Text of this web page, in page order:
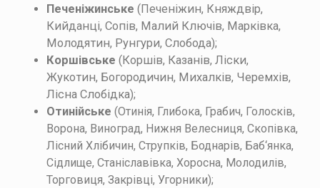
Печеніжинське ( Печеніжин, Княждвір,
Кийданці, Сопів, Малий Ключів, Марківка,
Молодятин, Рунгури, Слобода);
Коршівське ( Коршів, Казанів, Ліски,
Жукотин, Богородичин, Михалків, Черемхів,
Лісна Слобідка);
Отинійське (Отинія, Глибока, Грабич, Голосків,
Ворона, Виноград, Нижня Велесниця, Скопівка,
Лісний Хлібичин, Струпків, Боднарів, Баб‘янка,
Сідлище, Станіславівка, Хоросна, Молодилів,
Торговиця, Закрівці, Угорники);